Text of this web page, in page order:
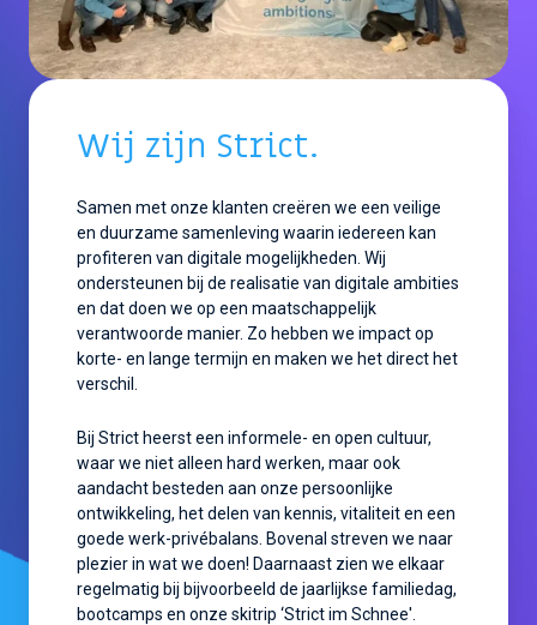
Wij zijn Strict.
Samen met onze klanten creëren we een veilige
en duurzame samenleving waarin iedereen kan
profiteren van digitale mogelijkheden. Wij
ondersteunen bij de realisatie van digitale ambities
en dat doen we op een maatschappelijk
verantwoorde manier. Zo hebben we impactop
korte- en lange termijn en maken we hetdirect het
verschil.
Bij Strict heerst een informele- en open cultuur,
waar we niet alleen hard werken, maar ook
aandacht besteden aan onze persoonlijke
ontwikkeling, het delen van kennis, vitaliteit en een
goede werk-privébalans. Bovenal streven we naar
plezier in wat we doen! Daarnaast zien we elkaar
regelmatig bij bijvoorbeeld de jaarlijkse familiedag,
bootcamps en onze skitrip ‘Strict im Schnee'.